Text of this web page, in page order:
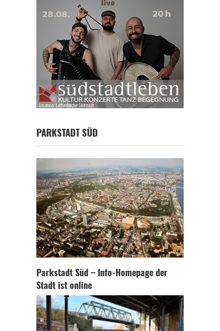
PARKSTADT SÜD
Parkstadt Süd – Info-Homepage der
Stadt ist online